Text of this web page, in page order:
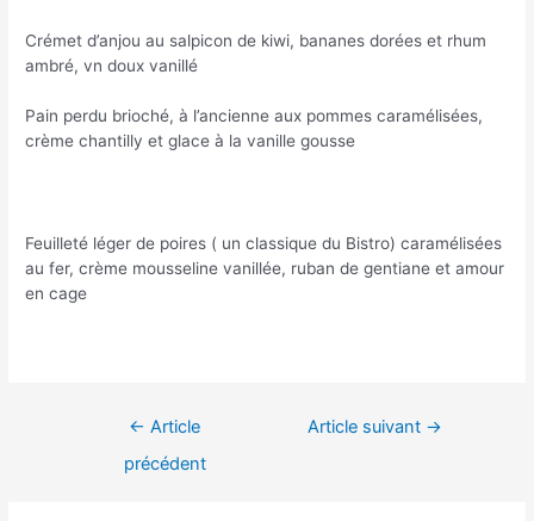
Crémet d’anjou au salpicon de kiwi, bananes dorées et rhum
ambré, vn doux vanillé
Pain perdu brioché, à l’ancienne aux pommes caramélisées,
crème chantilly et glace à la vanille gousse
Feuilleté léger de poires ( un classique du Bistro) caramélisées
au fer, crème mousseline vanillée, ruban de gentiane et amour
en cage
Navigation← Article
précédent
Article suivant →